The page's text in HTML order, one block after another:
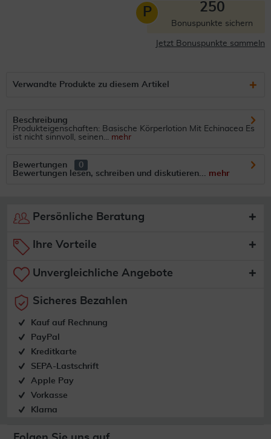
P 250
Bonuspunkte sichern
Jetzt Bonuspunkte sammeln
Verwandte Produkte zu diesem Artikel
Beschreibung
Produkteigenschaften: Basische Körperlotion Mit Echinacea Es
ist nicht sinnvoll, seinen... mehr
Bewertungen
0
Bewertungen lesen, schreiben und diskutieren... mehr
Persönliche Beratung
Ihre Vorteile
Unvergleichliche Angebote
Sicheres Bezahlen
Kauf auf Rechnung
PayPal
Kreditkarte
SEPA-Lastschrift
Apple Pay
Vorkasse
Klarna